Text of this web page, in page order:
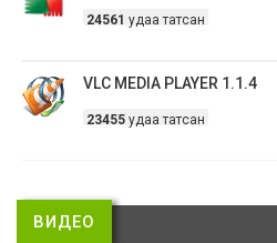
24561 удаа татсан
VLC MEDIA PLAYER 1.1.4
23455 удаа татсан
ВИДЕО